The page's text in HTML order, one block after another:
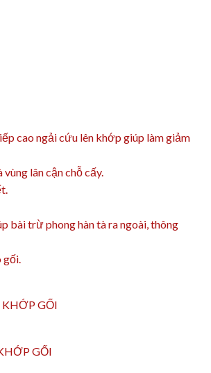
cao ngải cứu lên khớp giúp làm giảm
lân cận chỗ cấy.
bài trừ phong hàn tà ra ngoài, thông
GỐI
GỐI